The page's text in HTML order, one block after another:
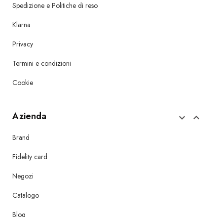
Spedizione e Politiche di reso
Klarna
Privacy
Termini e condizioni
Cookie
Azienda  
Brand
Fidelity card
Negozi
Catalogo
Blog